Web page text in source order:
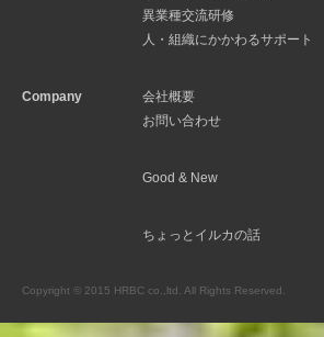
異業種交流研修
人・組織にかかわるサポート
Company
会社概要
お問い合わせ
Good & New
ちょっとイルカの話
Copyright © 2015 HRBC co.,ltd. All Rights Reserved.